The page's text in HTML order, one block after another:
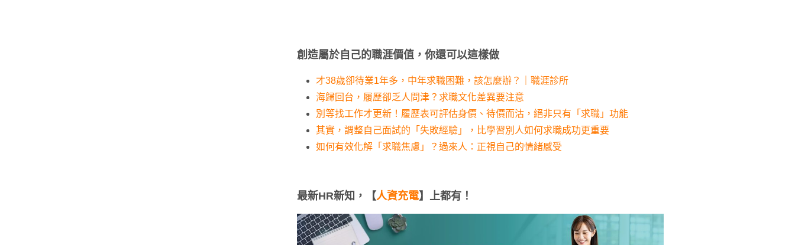
創造屬於自己的職涯價值，你還可以這樣做
才38歲卻待業1年多，中年求職困難，該怎麼辦？｜職涯診所
海歸回台，履歷卻乏人問津？求職文化差異要注意
別等找工作才更新！履歷表可評估身價、待價而沽，絕非只有「求職」功能
其實，調整自己面試的「失敗經驗」，比學習別人如何求職成功更重要
如何有效化解「求職焦慮」？過來人：正視自己的情緒感受
最新HR新知，【人資充電】上都有！